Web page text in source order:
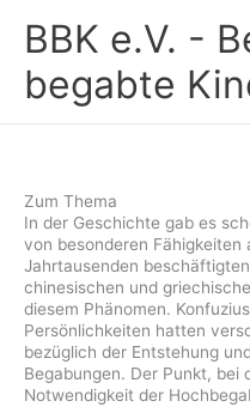
Inhalt
springen
BBK e.V. -
begabte
Zum Thema
In der Geschichte gab es
von besonderen
Jahrtausenden
chinesischen und
diesem Phänomen.
Persönlichkeiten hatten
bezüglich der Entstehung
Begabungen. Der Punkt, bei
Notwendigkeit der